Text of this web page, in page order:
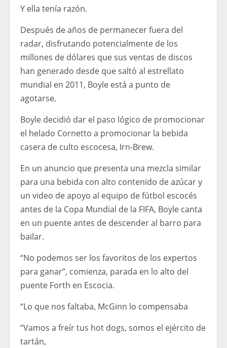
Y ella tenía razón.
Después de años de permanecer fuera del
radar, disfrutando potencialmente de los
millones de dólares que sus ventas de discos
han generado desde que saltó al estrellato
mundial en 2011, Boyle está a punto de
agotarse.
Boyle decidió dar el paso lógico de promocionar
el helado Cornetto a promocionar la bebida
casera de culto escocesa, Irn-Brew.
En un anuncio que presenta una mezcla similar
para una bebida con alto contenido de azúcar y
un video de apoyo al equipo de fútbol escocés
antes de la Copa Mundial de la FIFA, Boyle canta
en un puente antes de descender al barro para
bailar.
“No podemos ser los favoritos de los expertos
para ganar”, comienza, parada en lo alto del
puente Forth en Escocia.
“Lo que nos faltaba, McGinn lo compensaba
“Vamos a freír tus hot dogs, somos el ejército de
tartán,